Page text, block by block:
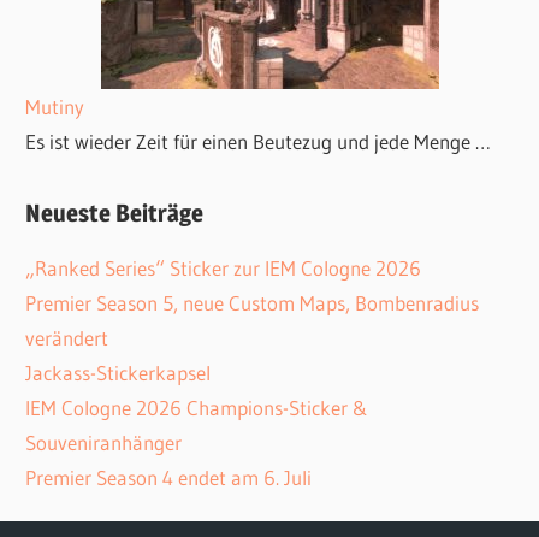
Mutiny
Es ist wieder Zeit für einen Beutezug und jede Menge …
Neueste Beiträge
„Ranked Series“ Sticker zur IEM Cologne 2026
Premier Season 5, neue Custom Maps, Bombenradius
verändert
Jackass-Stickerkapsel
IEM Cologne 2026 Champions-Sticker &
Souveniranhänger
Premier Season 4 endet am 6. Juli